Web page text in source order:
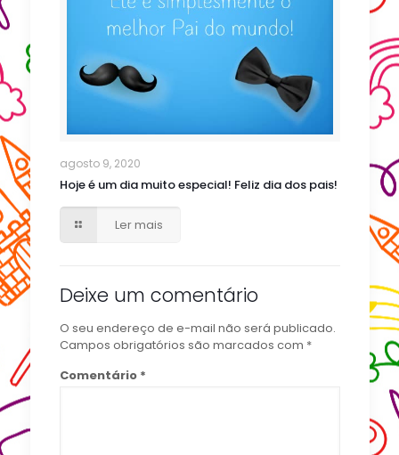
agosto 9, 2020
Hoje é um dia muito especial! Feliz dia dos pais!
Ler mais
Deixe um comentário
O seu endereço de e-mail não será publicado.
Campos obrigatórios são marcados com *
Comentário *